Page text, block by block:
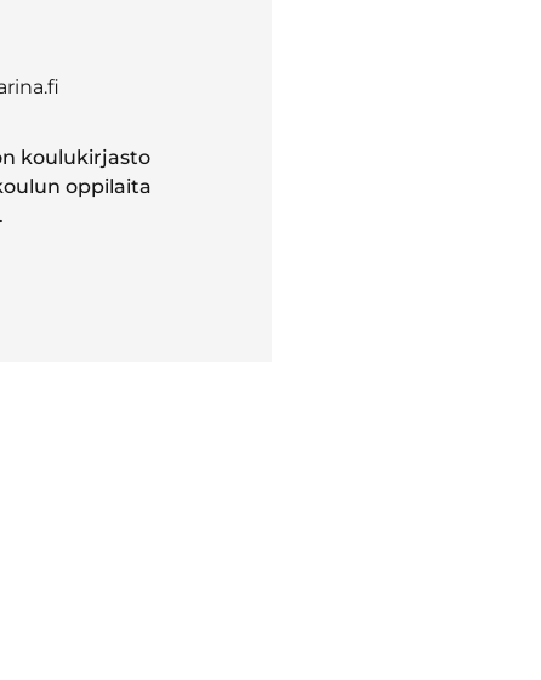
koulukirjasto
oppilaita